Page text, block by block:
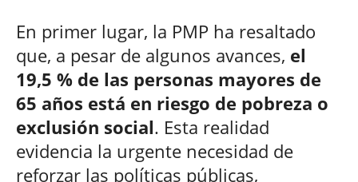
En primer lugar, la PMP ha resaltado
que, a pesar de algunos avances, el
19,5 % de las personas mayores de
65 años está en riesgo de pobreza o
exclusión social. Esta realidad
evidencia la urgente necesidad de
reforzar las políticas públicas,